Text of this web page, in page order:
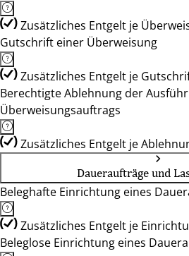
Zusätzliches Entgelt je
Gutschrift einer Überweisung
Zusätzliches Entgelt je
Berechtigte Ablehnung der
Überweisungsauftrags
Zusätzliches Entgelt je
Daueraufträge und
Beleghafte Einrichtung eines
Zusätzliches Entgelt je
Beleglose Einrichtung eines